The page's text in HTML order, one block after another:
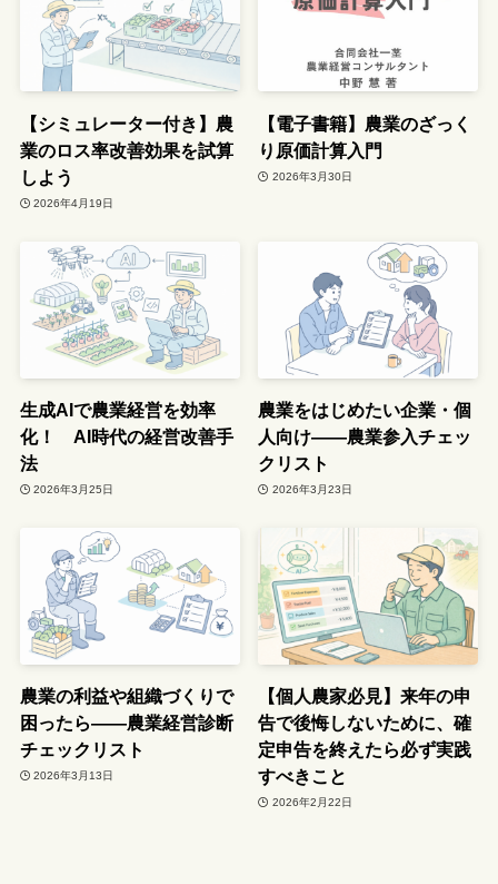
【シミュレーター付き】農
業のロス率改善効果を試算
しよう
2026年4月19日
【電子書籍】農業のざっく
り原価計算入門
2026年3月30日
生成AIで農業経営を効率
化！ AI時代の経営改善手
法
2026年3月25日
農業をはじめたい企業・個
人向け――農業参入チェッ
クリスト
2026年3月23日
農業の利益や組織づくりで
困ったら――農業経営診断
チェックリスト
2026年3月13日
【個人農家必見】来年の申
告で後悔しないために、確
定申告を終えたら必ず実践
すべきこと
2026年2月22日